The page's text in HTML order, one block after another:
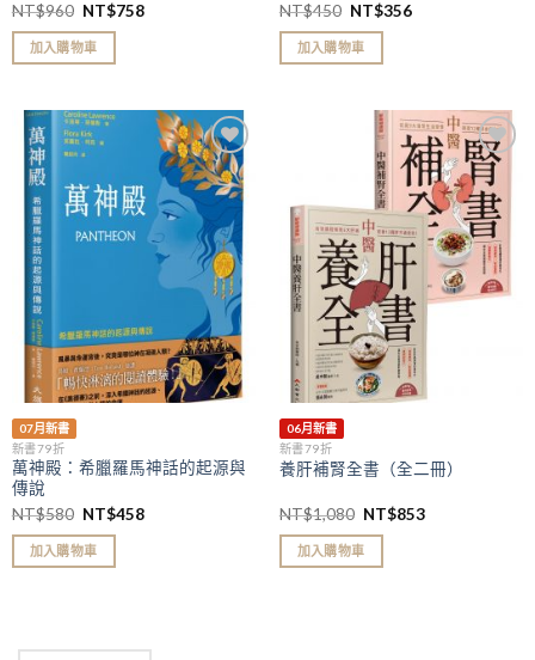
NT$960 NT$758
加入購物車
學習強腎補氣妙方（二版）
NT$450 NT$356
加入購物車
加入
「願
望清
單」
07月新書
新書79折
萬神殿：希臘羅馬神話的起源與
傳說
NT$580 NT$458
加入購物車
加入
「願
望清
單」
06月新書
新書79折
養肝補腎全書（全二冊）
NT$1,080 NT$853
加入購物車